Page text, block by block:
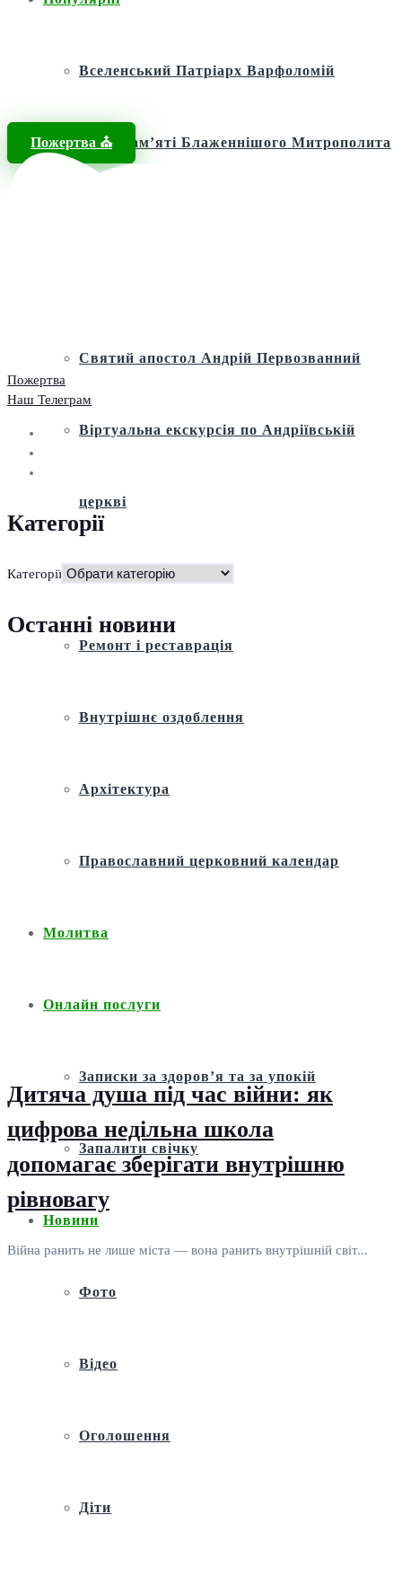
Вселенський Патріарх Варфоломій
Фонд пам’яті Блаженнішого Митрополита
Святий апостол Андрій Первозванний
Віртуальна екскурсія по Андріївській
церкві
Історія
Ремонт і реставрація
Внутрішнє оздоблення
Архітектура
Православний церковний календар
Молитва
Онлайн послуги
Записки за здоров’я та за упокій
Запалити свічку
Новини
Фото
Відео
Оголошення
Діти
Пожертва ⛪️
Пожертва
Наш Телеграм
Категорії
Категорії
Останні новини
Дитяча душа під час війни: як
цифрова недільна школа
допомагає зберігати внутрішню
рівновагу
Війна ранить не лише міста — вона ранить внутрішній світ...